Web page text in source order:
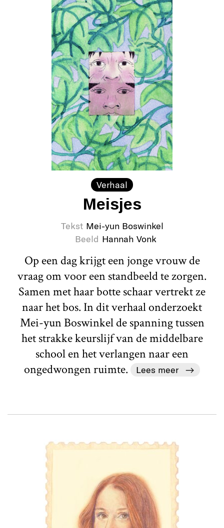
Verhaal
Meisjes
Tekst Mei-yun Boswinkel
Beeld Hannah Vonk
Op een dag krijgt een jonge vrouw de
vraag om voor een standbeeld te zorgen.
Samen met haar botte schaar vertrekt ze
naar het bos. In dit verhaal onderzoekt
Mei-yun Boswinkel de spanning tussen
het strakke keurslijf van de middelbare
school en het verlangen naar een
ongedwongen ruimte.
Lees meer